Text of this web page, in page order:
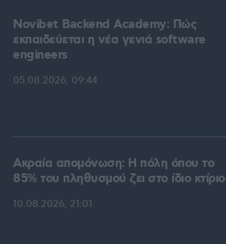
Novibet Backend Academy: Πώς
εκπαιδεύεται η νέα γενιά software
engineers
05.08.2026, 09:44
Ακραία απομόνωση: Η πόλη όπου το
85% του πληθυσμού ζει στο ίδιο κτίριο
10.08.2026, 21:01